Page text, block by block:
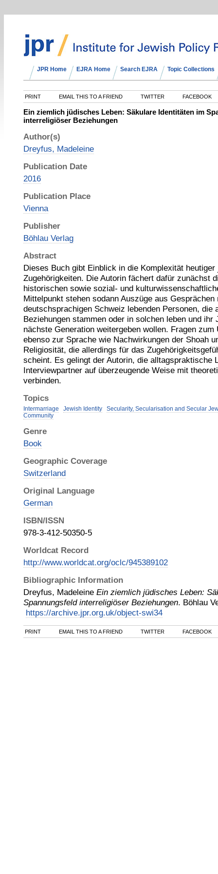
JPR Home EJRA Home Search EJRA Topic Collections
PRINT EMAIL THIS TO A FRIEND TWITTER FACEBOOK
Ein ziemlich jüdisches Leben: Säkulare Identitäten im
interreligiöser Beziehungen
Author(s)
Dreyfus, Madeleine
Publication Date
2016
Publication Place
Vienna
Publisher
Böhlau Verlag
Abstract
Dieses Buch gibt Einblick in die Komplexität heutiger
Zugehörigkeiten. Die Autorin fächert dafür zunächst
historischen sowie sozial- und
Mittelpunkt stehen sodann Auszüge aus Gesprächen
deutschsprachigen Schweiz lebenden Personen, die
Beziehungen stammen oder in solchen leben und ihr
nächste Generation weitergeben wollen. Fragen
ebenso zur Sprache wie Nachwirkungen der Shoah
Religiosität, die allerdings für das
scheint. Es gelingt der Autorin, die alltagspraktische
Interviewpartner auf überzeugende Weise mit
verbinden.
Topics
Intermarriage Jewish Identity
Secularity, Secularisation and Secular
Community
Genre
Book
Geographic Coverage
Switzerland
Original Language
German
ISBN/ISSN
978-3-412-50350-5
Worldcat Record
http://www.worldcat.org/oclc/945389102
Bibliographic Information
Dreyfus, Madeleine Ein ziemlich jüdisches Leben:
Spannungsfeld interreligiöser Beziehungen. Böhlau
https://archive.jpr.org.uk/object-swi34
PRINT EMAIL THIS TO A FRIEND TWITTER FACEBOOK